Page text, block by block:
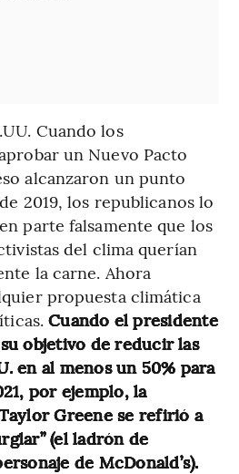
Cuando los
un Nuevo Pacto
alcanzaron un punto
2019, los republicanos lo
parte falsamente que los
del clima querían
la carne. Ahora
propuesta climática
Cuando el presidente
objetivo de reducir las
en al menos un 50% para
por ejemplo, la
Greene se refirió a
(el ladrón de
de McDonald’s).